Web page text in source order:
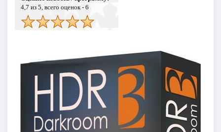
4,7 из 5, всего оценок - 6